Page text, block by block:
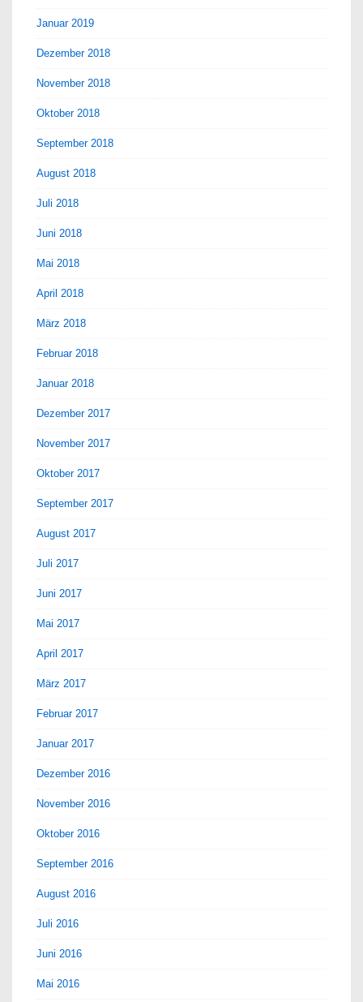
Januar 2019
Dezember 2018
November 2018
Oktober 2018
September 2018
August 2018
Juli 2018
Juni 2018
Mai 2018
April 2018
März 2018
Februar 2018
Januar 2018
Dezember 2017
November 2017
Oktober 2017
September 2017
August 2017
Juli 2017
Juni 2017
Mai 2017
April 2017
März 2017
Februar 2017
Januar 2017
Dezember 2016
November 2016
Oktober 2016
September 2016
August 2016
Juli 2016
Juni 2016
Mai 2016